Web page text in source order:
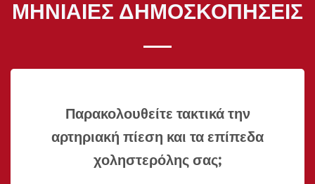
ΜΗΝΙΑΊΕΣ ΔΗΜΟΣΚΟΠΉΣΕΙΣ
Παρακολουθείτε τακτικά την
αρτηριακή πίεση και τα επίπεδα
χοληστερόλης σας;